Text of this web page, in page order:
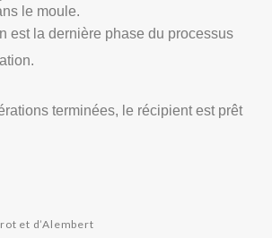
le moule.
est la dernière phase du processus
terminées, le récipient est prêt
et d’Alembert